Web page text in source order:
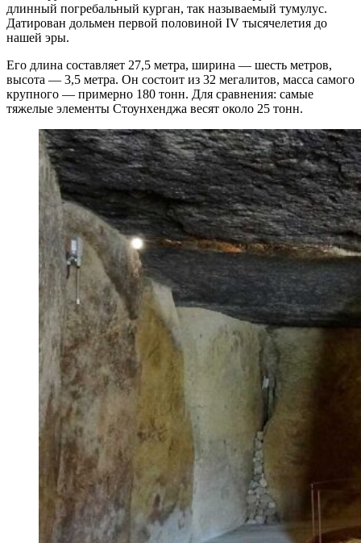
длинный погребальный курган, так называемый тумулус.
Датирован дольмен первой половиной IV тысячелетия до
нашей эры.
Его длина составляет 27,5 метра, ширина — шесть метров,
высота — 3,5 метра. Он состоит из 32 мегалитов, масса самого
крупного — примерно 180 тонн. Для сравнения: самые
тяжелые элементы Стоунхенджа весят около 25 тонн.